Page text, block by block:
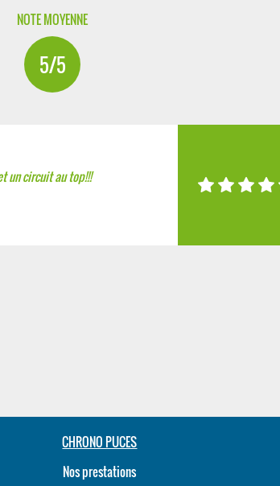
NOTE MOYENNE
5/5
un circuit au top!!!
CHRONO PUCES
Nos prestations